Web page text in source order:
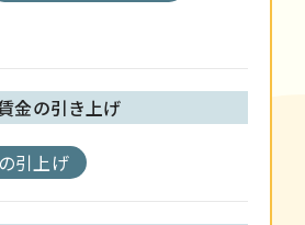
金の引き上げ
引上げ